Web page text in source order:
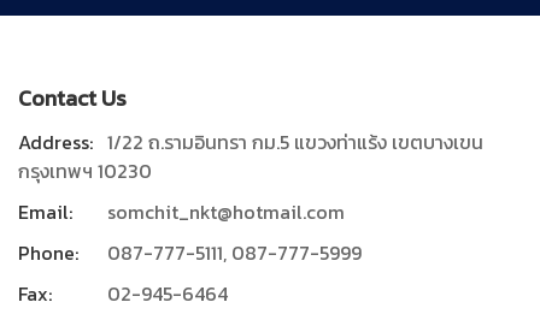
Contact Us
Address: 1/22 ถ.รามอินทรา กม.5 แขวงท่าแร้ง เขตบางเขน
กรุงเทพฯ 10230
Email:
somchit_nkt@hotmail.com
Phone:
087-777-5111, 087-777-5999
Fax:
02-945-6464